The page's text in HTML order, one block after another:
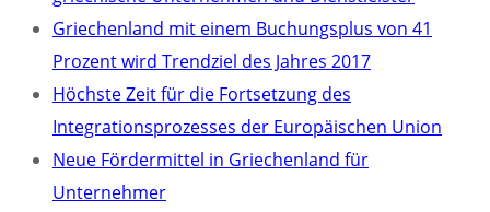
Griechenland mit einem Buchungsplus von 41
Prozent wird Trendziel des Jahres 2017
Höchste Zeit für die Fortsetzung des
Integrationsprozesses der Europäischen Union
Neue Fördermittel in Griechenland für
Unternehmer